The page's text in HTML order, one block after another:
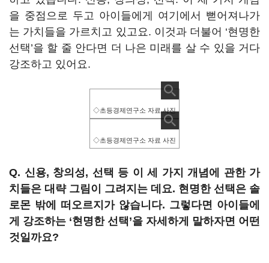
을 중점으로 두고 아이들에게 여기에서 뻗어져나가
는 가치들을 가르치고 있고요. 이것과 더불어 ‘현명한
선택’을 할 줄 안다면 더 나은 미래를 살 수 있을 거다
강조하고 있어요.
◇초등경제연구소 자료 사진
◇초등경제연구소 자료 사진
Q. 신용, 창의성, 선택 등 이 세 가지 개념에 관한 가
치들은 대략 그림이 그려지는 데요. 현명한 선택은 솔
로몬 밖에 떠오르지가 않습니다. 그렇다면 아이들에
게 강조하는 ‘현명한 선택’을 자세하게 말하자면 어떤
것일까요?